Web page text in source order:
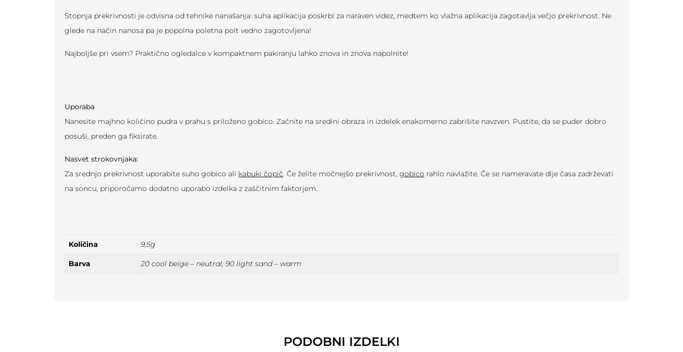
Stopnja prekrivnosti je odvisna od tehnike nanašanja: suha aplikacija poskrbi za naraven videz, medtem ko vlažna aplikacija zagotavlja večjo prekrivnost. Ne
glede na način nanosa pa je popolna poletna polt vedno zagotovljena!
Najboljše pri vsem? Praktično ogledalce v kompaktnem pakiranju lahko znova in znova napolnite!
Uporaba
Nanesite majhno količino pudra v prahu s priloženo gobico. Začnite na sredini obraza in izdelek enakomerno zabrišite navzven. Pustite, da se puder dobro
posuši, preden ga fiksirate.
Nasvet strokovnjaka:
Za srednjo prekrivnost uporabite suho gobico ali kabuki čopič. Če želite močnejšo prekrivnost, gobico rahlo navlažite. Če se nameravate dlje časa zadrževati
na soncu, priporočamo dodatno uporabo izdelka z zaščitnim faktorjem.
Količina 9,5g
Barva 20 cool beige – neutral, 90 light sand – warm
PODOBNI IZDELKI